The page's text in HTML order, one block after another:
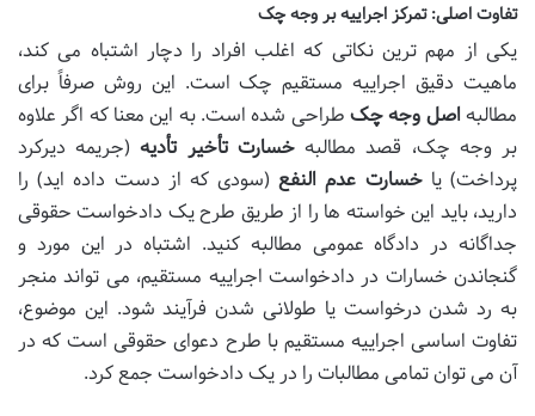
تفاوت اصلی: تمرکز اجراییه بر وجه چک
یکی از مهم ترین نکاتی که اغلب افراد را دچار اشتباه می کند،
ماهیت دقیق اجراییه مستقیم چک است. این روش صرفاً برای
مطالبه اصل وجه چک طراحی شده است. به این معنا که اگر علاوه
بر وجه چک، قصد مطالبهخسارت تأخیر تأدیه(جریمه دیرکرد
پرداخت) یاخسارت عدم النفع(سودی که از دست داده اید) را
دارید، باید این خواسته ها را از طریق طرح یک دادخواست حقوقی
جداگانه در دادگاه عمومی مطالبه کنید. اشتباه در این مورد و
گنجاندن خسارات در دادخواست اجراییه مستقیم، می تواند منجر
به رد شدن درخواست یا طولانی شدن فرآیند شود. این موضوع،
تفاوت اساسی اجراییه مستقیم با طرح دعوای حقوقی است که در
آن می توان تمامی مطالبات را در یک دادخواست جمع کرد.